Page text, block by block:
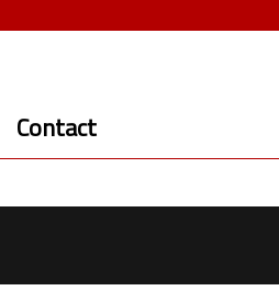
Contact